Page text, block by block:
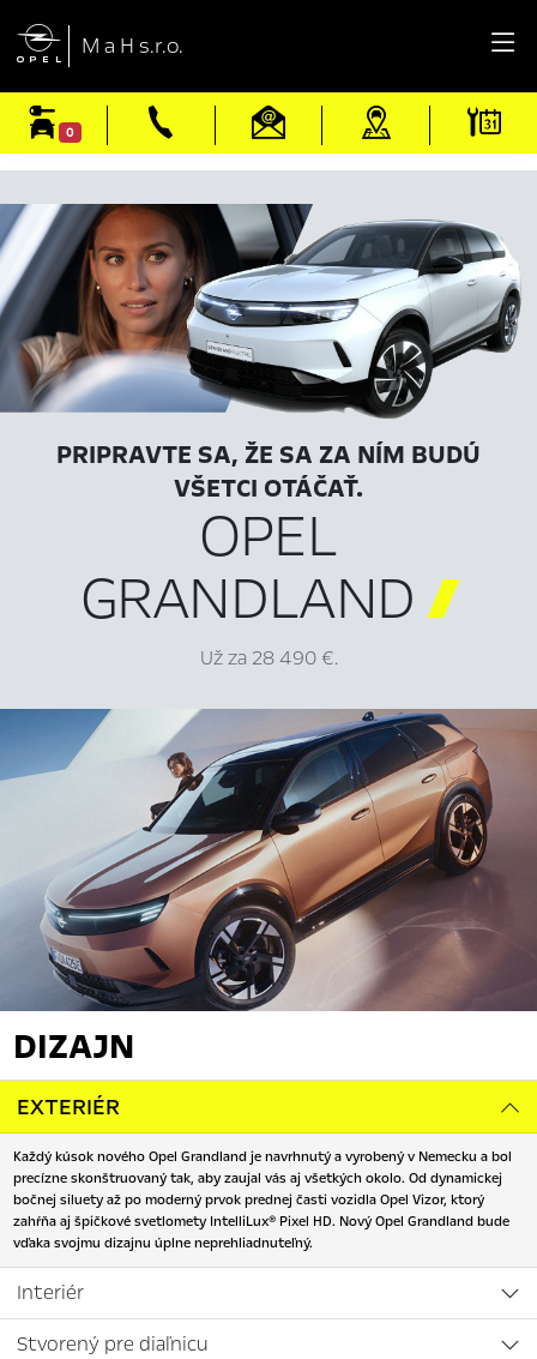
 M a H s.r.o.
0
PRIPRAVTE SA, ŽE SA ZA NÍM BUDÚ
VŠETCI OTÁČAŤ.
OPEL
GRANDLAND
Už za 28 490 €.
DIZAJN
EXTERIÉR
Každý kúsok nového Opel Grandland je navrhnutý a vyrobený v Nemecku a bol
precízne skonštruovaný tak, aby zaujal vás aj všetkých okolo. Od dynamickej
bočnej siluety až po moderný prvok prednej časti vozidla Opel Vizor, ktorý
zahŕňa aj špičkové svetlomety IntelliLux® Pixel HD. Nový Opel Grandland bude
vďaka svojmu dizajnu úplne neprehliadnuteľný.
Interiér
Stvorený pre diaľnicu